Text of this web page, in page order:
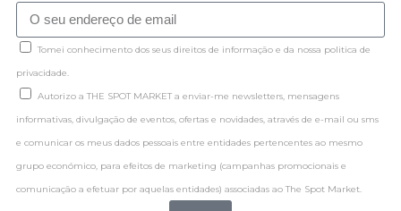
Tomei conhecimento dos seus direitos de informação e da nossa politica de
privacidade.
Autorizo a THE SPOT MARKET a enviar-me newsletters, mensagens
informativas, divulgação de eventos, ofertas e novidades, através de e-mail ou sms
e comunicar os meus dados pessoais entre entidades pertencentes ao mesmo
grupo económico, para efeitos de marketing (campanhas promocionais e
comunicação a efetuar por aquelas entidades) associadas ao The Spot Market.